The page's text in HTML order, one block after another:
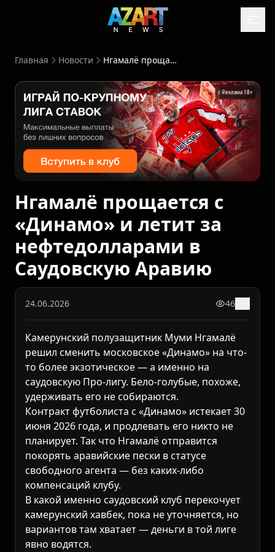
Главная Новости Нгамалё прощается с «Динамо» и летит за нефтедолларами в Саудовскую Аравию
Реклама 18+
Нгамалё прощается с
«Динамо» и летит за
нефтедолларами в
Саудовскую Аравию
24.06.2026 46
Камерунский полузащитник Муми Нгамалё
решил сменить московское «Динамо» на что-
то более экзотическое — а именно на
саудовскую Про-лигу. Бело-голубые, похоже,
удерживать его не собираются.
Контракт футболиста с «Динамо» истекает 30
июня 2026 года, и продлевать его никто не
планирует. Так что Нгамалё отправится
покорять аравийские пески в статусе
свободного агента — без каких-либо
компенсаций клубу.
В какой именно саудовский клуб перекочует
камерунский хавбек, пока не уточняется, но
вариантов там хватает — деньги в той лиге
явно водятся.